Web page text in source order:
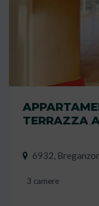
TERRAZZA
6932,
3 camere